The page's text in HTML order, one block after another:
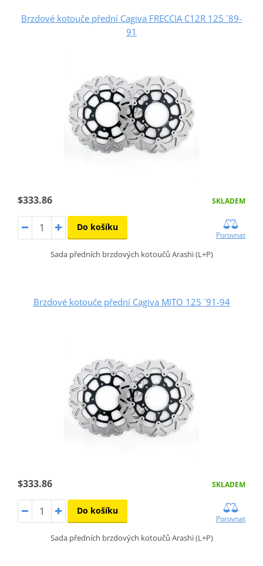
Brzdové kotouče přední Cagiva FRECCIA C12R 125 ´89-
91
$333.86 SKLADEM
Do košíku
Porovnat
Sada předních brzdových kotoučů Arashi (L+P)
Brzdové kotouče přední Cagiva MITO 125 ´91-94
$333.86 SKLADEM
Do košíku
Porovnat
Sada předních brzdových kotoučů Arashi (L+P)